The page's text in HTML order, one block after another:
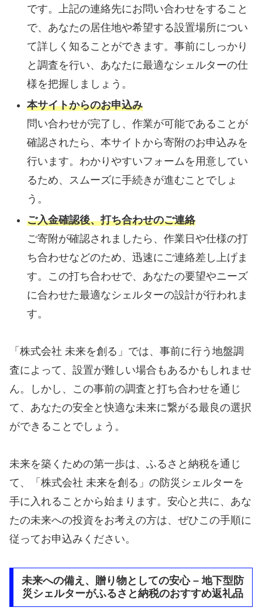
です。上記の連絡先にお問い合わせをすること
で、あなたの居住地や希望する設置場所につい
て詳しく知ることができます。事前にしっかり
と調査を行い、あなたに最適なシェルターの仕
様を把握しましょう。
本サイトからのお申込み
問い合わせが完了し、作業が可能であることが
確認されたら、本サイトから寄附のお申込みを
行います。わかりやすいフォームを用意してい
るため、スムーズに手続きが進むことでしょ
う。
ご入金確認後、打ち合わせのご連絡
ご寄附が確認されましたら、作業日や仕様の打
ち合わせなどのため、迅速にご連絡差し上げま
す。この打ち合わせで、あなたの要望やニーズ
に合わせた最適なシェルターの設計が行われま
す。
「株式会社 未来を創る」では、事前に行う地盤調
査によって、設置が難しい場合もあるかもしれませ
ん。しかし、この事前の調査と打ち合わせを通じ
て、あなたの安全と快適な未来に繋がる最良の選択
ができることでしょう。
未来を築くための第一歩は、ふるさと納税を通じ
て、「株式会社 未来を創る」の防災シェルターを
手に入れることから始まります。安心と共に、あな
たの未来への投資をお考えの方は、ぜひこの手順に
従ってお申込みください。
未来への備え、贈り物としての安心 – 地下型防
災シェルターがふるさと納税のおすすめ返礼品